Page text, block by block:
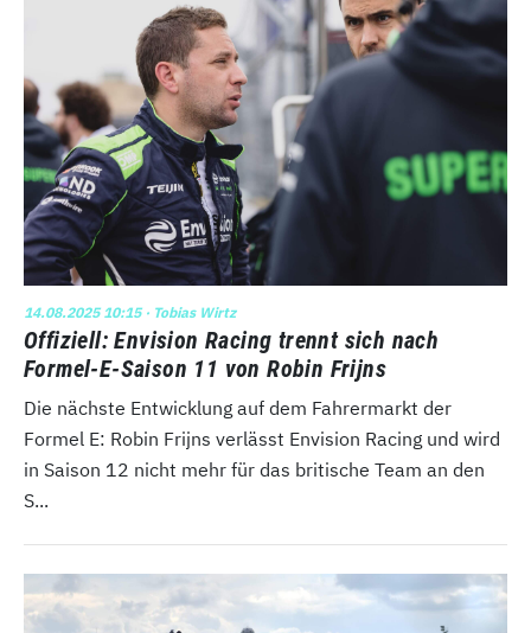
14.08.2025 10:15· Tobias Wirtz
Offiziell: Envision Racing trennt sich nach
Formel-E-Saison 11 von Robin Frijns
Die nächste Entwicklung auf dem Fahrermarkt der
Formel E: Robin Frijns verlässt Envision Racing und wird
in Saison 12 nicht mehr für das britische Team an den
S...